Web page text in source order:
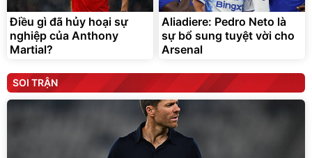
Điều gì đã hủy hoại sự
nghiệp của Anthony
Martial?
Aliadiere: Pedro Neto là
sự bổ sung tuyệt vời cho
Arsenal
SOI TRẬN